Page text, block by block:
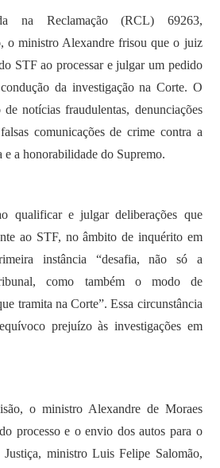
na Reclamação (RCL) 69263,
o ministro Alexandre frisou que o juiz
STF ao processar e julgar um pedido
da investigação na Corte. O
notícias fraudulentas, denunciações
comunicações de crime contra a
e a honorabilidade do Supremo.
qualificar e julgar deliberações que
ao STF, no âmbito de inquérito em
instância “desafia, não só a
como também o modo de
tramita na Corte”. Essa circunstância
prejuízo às investigações em
o ministro Alexandre de Moraes
processo e o envio dos autos para o
Justiça, ministro Luis Felipe Salomão,